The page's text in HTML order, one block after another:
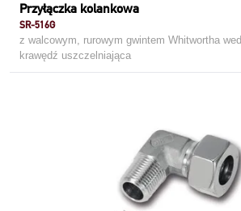
Przyłączka kolankowa
SR-516G
z walcowym, rurowym gwintem Whitwortha
krawędź uszczelniająca